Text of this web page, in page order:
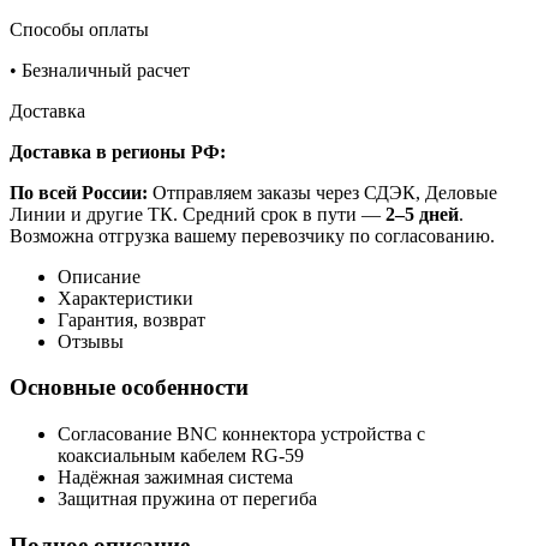
Способы оплаты
• Безналичный расчет
Доставка
Доставка в регионы РФ:
По всей России: Отправляем заказы через СДЭК, Деловые
Линии и другие ТК. Средний срок в пути — 2–5 дней.
Возможна отгрузка вашему перевозчику по согласованию.
Описание
Характеристики
Гарантия, возврат
Отзывы
Основные особенности
Согласование BNC коннектора устройства с
коаксиальным кабелем RG-59
Надёжная зажимная система
Защитная пружина от перегиба